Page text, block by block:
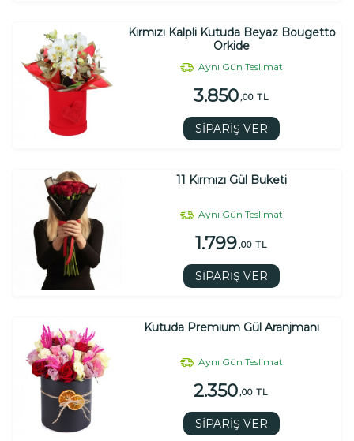
Kırmızı Kalpli Kutuda Beyaz Bougetto
Orkide
Aynı Gün Teslimat
3.850 ,00 TL
SİPARİŞ VER
11 Kırmızı Gül Buketi
Aynı Gün Teslimat
1.799 ,00 TL
SİPARİŞ VER
Kutuda Premium Gül Aranjmanı
Aynı Gün Teslimat
2.350 ,00 TL
SİPARİŞ VER